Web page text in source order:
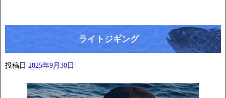
ライトジギング
投稿日 2025年9月30日